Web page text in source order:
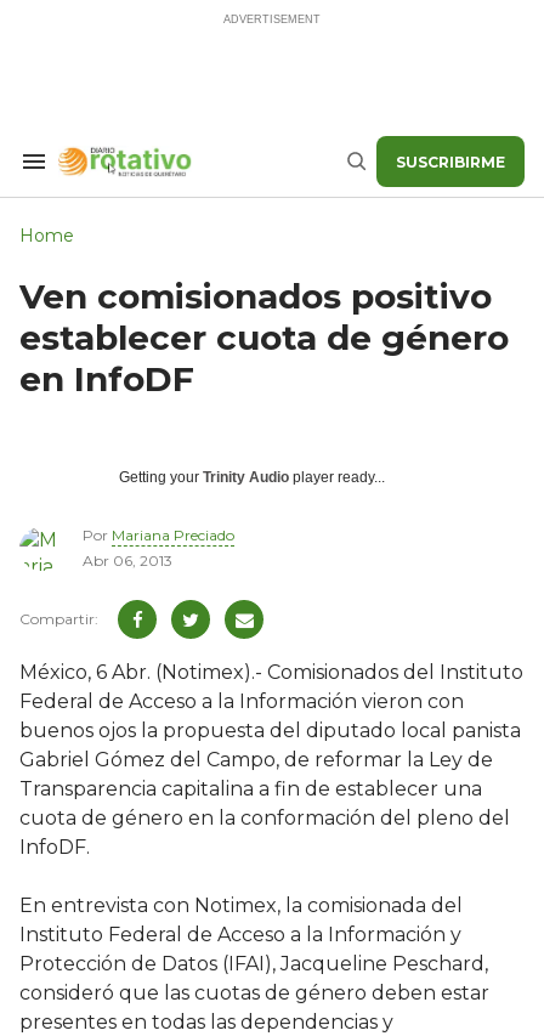
Search
Buscar SUSCRIBIRME
Home
Ven comisionados positivo
establecer cuota de género
en InfoDF
Getting your Trinity Audio player ready...
Por Mariana Preciado
Abr 06, 2013
México, 6 Abr. (Notimex).- Comisionados del Instituto
Federal de Acceso a la Información vieron con
buenos ojos la propuesta del diputado local panista
Gabriel Gómez del Campo, de reformar la Ley de
Transparencia capitalina a fin de establecer una
cuota de género en la conformación del pleno del
InfoDF.
En entrevista con Notimex, la comisionada del
Instituto Federal de Acceso a la Información y
Protección de Datos (IFAI), Jacqueline Peschard,
consideró que las cuotas de género deben estar
presentes en todas las dependencias y